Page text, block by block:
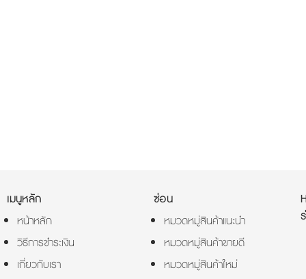
เมนูหลัก
หน้าหลัก
วิธีการชำระเงิน
เกี่ยวกับเรา
ซ่อน
หมวดหมู่สินค้าแนะนำ
หมวดหมู่สินค้าขายดี
หมวดหมู่สินค้าใหม่